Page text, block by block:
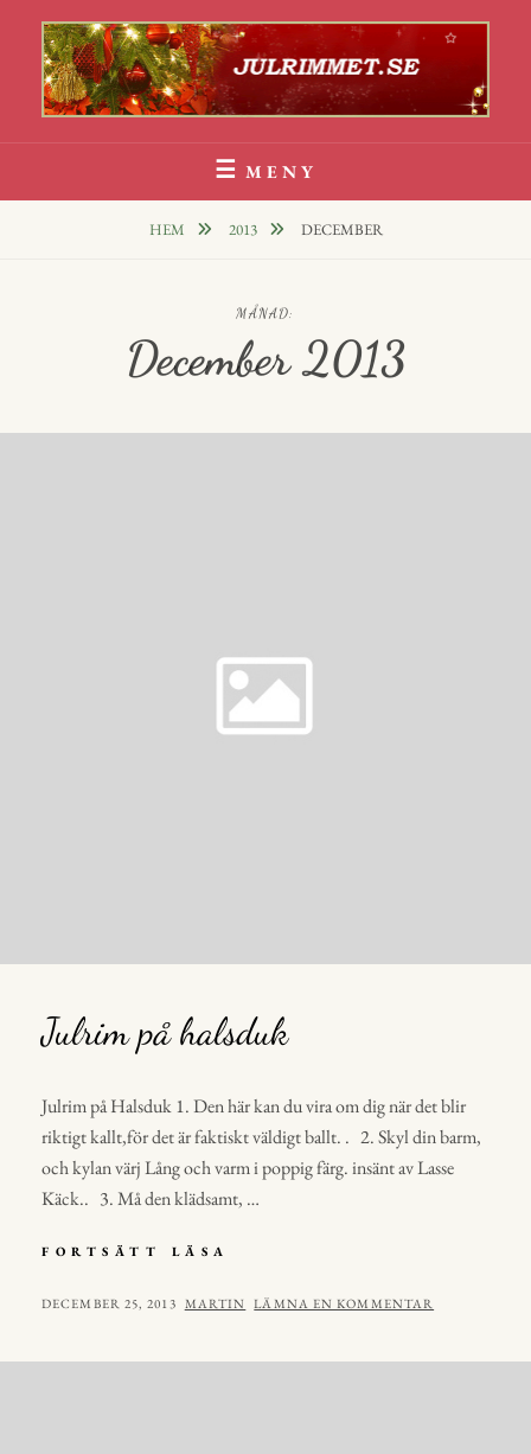
innehåll
Julrim Och Julklappsrim
MENY
HEM 2013 DECEMBER
MÅNAD:
December 2013
Julrim på halsduk
Julrim på Halsduk 1. Den här kan du vira om dig när det blir
riktigt kallt,för det är faktiskt väldigt ballt. . 2. Skyl din barm,
och kylan värj Lång och varm i poppig färg. insänt av Lasse
Käck.. 3. Må den klädsamt, …
FORTSÄTT LÄSA
HALSDUK
PUBLICERAT
DECEMBER 25, 2013 AV
MARTIN LÄMNA EN KOMMENTAR